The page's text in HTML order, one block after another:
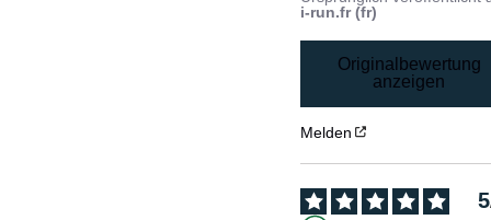
i-run.fr (fr)
Originalbewertung
anzeigen
Melden
5